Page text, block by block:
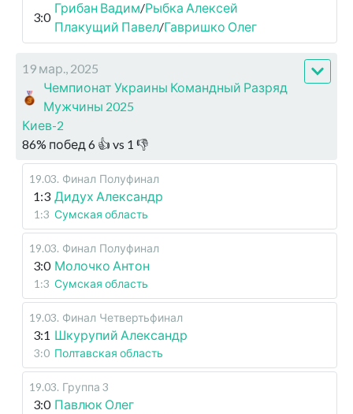
3:0
Грибан Вадим/Рыбка Алексей
Плакущий Павел/Гавришко Олег
19 мар., 2025
Чемпионат Украины Командный Разряд
Мужчины 2025
Киев-2
86% побед 6 👍 vs 1 👎
19.03. Финал Полуфинал
1:3 Дидух Александр
1:3 Сумская область
19.03. Финал Полуфинал
3:0 Молочко Антон
1:3 Сумская область
19.03. Финал Четвертьфинал
3:1 Шкурупий Александр
3:0 Полтавская область
19.03. Группа 3
3:0 Павлюк Олег